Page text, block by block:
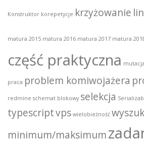
Konstruktor korepetycje krzyżowanie
matura 2015 matura 2016 matura 2017 matura
część praktyczna mutacja
praca problem komiwojażera
redmine schemat blokowy selekcja
typescriptvps wielobieżność
minimum/maksimum